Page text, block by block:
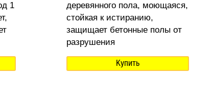
1
деревянного пола, моющаяся,
стойкая к истиранию,
защищает бетонные полы от
разрушения
Купить